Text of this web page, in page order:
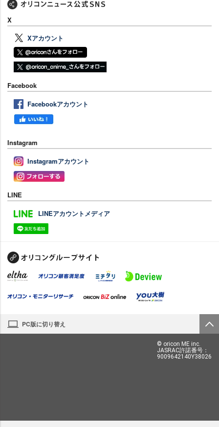
X
Xアカウント
Facebook
Facebookアカウント
Instagram
Instagramアカウント
LINE
LINEアカウントメディア
PC版に切り替え
© oricon ME inc.
JASRAC許諾番号：
9009642140Y38026